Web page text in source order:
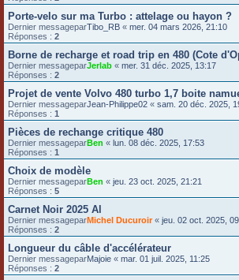
Porte-velo sur ma Turbo : attelage ou hayon ?
Dernier messageparTibo_RB « mer. 04 mars 2026, 21:10
Réponses : 2
Borne de recharge et road trip en 480 (Cote
Dernier messageparJerlab « mer. 31 déc. 2025, 13:17
Réponses : 2
Projet de vente Volvo 480 turbo 1,7 boite
Dernier messageparJean-Philippe02 « sam. 20 déc. 2025,
Réponses : 1
Pièces de rechange critique 480
Dernier messageparBen « lun. 08 déc. 2025, 17:53
Réponses : 1
Choix de modèle
Dernier messageparBen « jeu. 23 oct. 2025, 21:21
Réponses : 5
Carnet Noir 2025 Al
Dernier messageparMichel Ducuroir« jeu. 02 oct. 2025,
Réponses : 2
Longueur du câble d'accélérateur
Dernier messageparMajoie « mar. 01 juil. 2025, 11:25
Réponses : 2